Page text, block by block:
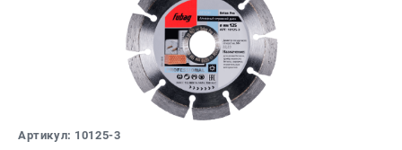
проспект Александровской Фермы, 29АЛ
8 (812) 317-60-57
Режим работы колл-центра:
пн-пт - с 9:00 до 18:00
сб - с 10:00 до 16:00
вс - выходной
Артикул: 10125-3